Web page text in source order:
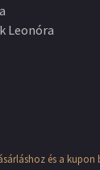
Leonóra
és a kupon